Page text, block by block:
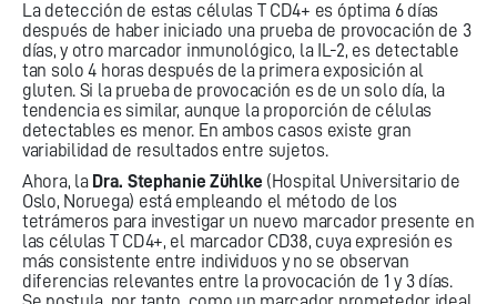
La detección de estas células T CD4+ es óptima 6 días
después de haber iniciado una prueba de provocación de 3
días, y otro marcador inmunológico, la IL-2, es detectable
tan solo 4 horas después de la primera exposición al
gluten. Si la prueba de provocación es de un solo día, la
tendencia es similar, aunque la proporción de células
detectables es menor. En ambos casos existe gran
variabilidad de resultados entre sujetos.
Ahora, la Dra. Stephanie Zühlke (Hospital Universitario de
Oslo, Noruega) está empleando el método de los
tetrámeros para investigar un nuevo marcador presente en
las células T CD4+, el marcador CD38, cuya expresión es
más consistente entre individuos y no se observan
diferencias relevantes entre la provocación de 1 y 3 días.